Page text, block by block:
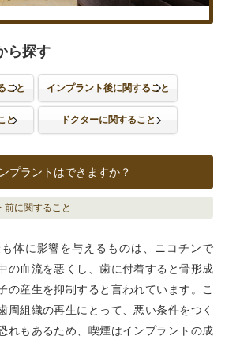
ら探す
こと インプラント後に関すること
と ドクターに関すること
プラントはできますか？
前に関すること
体に影響を与えるものは、ニコチンで
の血流を悪くし、歯に付着すると骨形成
の産生を抑制すると言われています。こ
周組織の再生にとって、悪い条件をつく
れもあるため、喫煙はインプラントの成